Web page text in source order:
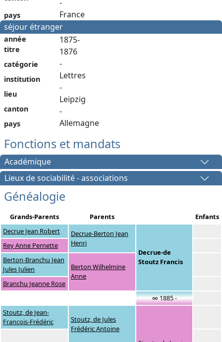
pays
-
France
séjour étranger
année
titre
catégorie
institution
lieu
canton
pays
1875-
1876
-
Lettres
-
Leipzig
-
Allemagne
Fonctions et mandats
Académique
Lieux de sociabilité - associations
Généalogie
Grands-Parents Parents
Enfants
Decrue Jean Robert
Decrue-Berton Jean
Henri
Decrue-de
Stoutz Francis
Rey Anne Pernette
Berton-Branchu Jean
Jules Julien
Berton Wilhelmine
Anne
Branchu Jeanne Rose
∞ 1885 -
Stoutz, de Jean-
François-Frédéric
Stoutz, de Jules
Frédéric Antoine